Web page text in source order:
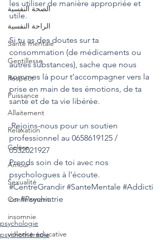
الصحة النفسية
الراحة النفسية
Santé mentale
Gentillesse
Respect
Puissance
Allaitement
Relaxation
Colère
Amour
Sexualité
Confinement
insomnie
violence éducative
les utiliser de manière appropriée et
utile.
Si tu as des doutes sur ta
consommation (de médicaments ou
autres substances), sache que nous
sommes là pour t’accompagner vers la
prise en main de tes émotions, de ta
santé et de ta vie libérée.
Rejoins-nous pour un soutien
professionnel au 0658619125 /
0532021927
Prends soin de toi avec nos
psychologues à l’écoute.
#CentreGrandir #SanteMentale #Addicti
on #Psychiatrie
psychologie
psychothérapie